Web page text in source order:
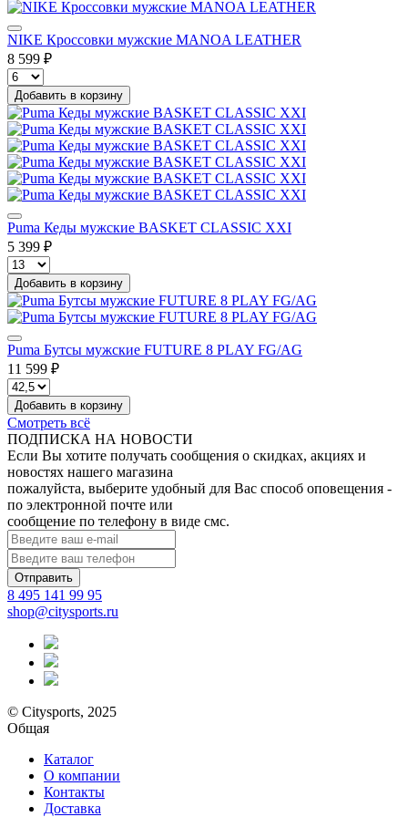
NIKE Кроссовки мужские MANOA LEATHER
8 599 ₽
Добавить в корзину
Puma Кеды мужские BASKET CLASSIC XXI
5 399 ₽
Добавить в корзину
Puma Бутсы мужские FUTURE 8 PLAY FG/AG
11 599 ₽
Добавить в корзину
Смотреть всё
ПОДПИСКА НА НОВОСТИ
Если Вы хотите получать сообщения о скидках, акциях и
новостях нашего магазина
пожалуйста, выберите удобный для Вас способ оповещения -
по электронной почте или
сообщение по телефону в виде смс.
Отправить
8 495 141 99 95
shop@citysports.ru
© Citysports, 2025
Общая
Каталог
О компании
Контакты
Доставка